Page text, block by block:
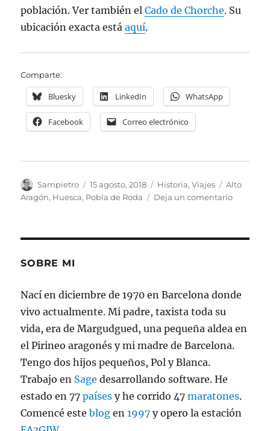
población. Ver también elCado de Chorche. Su
ubicación exacta estáaquí.
Comparte:
Bluesky LinkedIn WhatsApp
Facebook Correo electrónico
Autor
Sampietro
Publicado
el
15 agosto, 2018 Categorías
Historia,Viajes Etiquetas
Alto
Aragón, Huesca, Pobla de Roda Deja un comentarioen
SOBRE MI
Nací en diciembre de 1970 en Barcelona donde
vivo actualmente. Mi padre, taxista toda su
vida, era de Margudgued, una pequeña aldea en
el Pirineo aragonés y mi madre de Barcelona.
Tengo dos hijos pequeños, Pol y Blanca.
Trabajo en Sage desarrollando software. He
estado en 77países y he corrido 47maratones.
Comencé esteblog en1997 y opero la estación